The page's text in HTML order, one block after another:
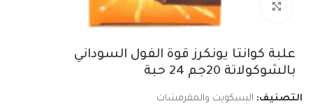
Click to enlarge
علبة كوانتا يونكرز قوة الفول السوداني
بالشوكولاتة 20جم 24 حبة
التصنيف: البسكويت والمقرمشات